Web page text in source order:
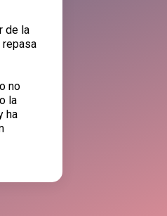
de la
no
la
ha